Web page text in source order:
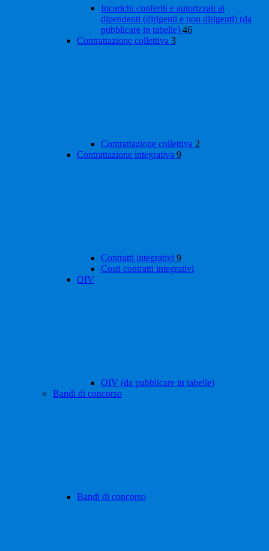
Incarichi conferiti e autorizzati ai
dipendenti (dirigenti e non dirigenti) (da
pubblicare in tabelle) 46
Contrattazione collettiva 3
Contrattazione collettiva 2
Contrattazione integrativa 9
Contratti integrativi 9
Costi contratti integrativi
OIV
OIV (da pubblicare in tabelle)
Bandi di concorso
Bandi di concorso